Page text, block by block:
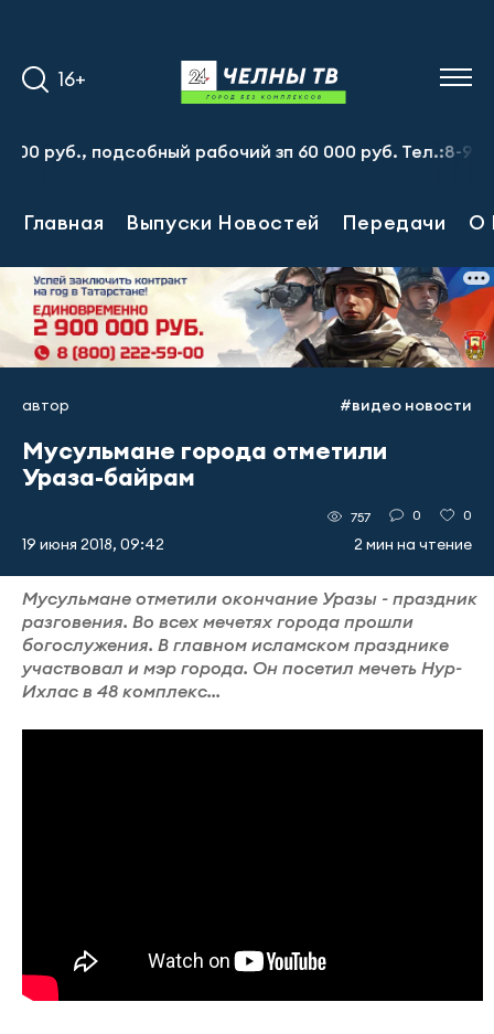
16+
подсобный рабочий зп 60 000 руб. Тел.:8-917-913-
Главная Выпуски Новостей Передачи О
автор #видео новости
Мусульмане города отметили
Ураза-байрам
19 июня 2018, 09:42
757 0 0
2 мин на чтение
Мусульмане отметили окончание Уразы - праздник
разговения. Во всех мечетях города прошли
богослужения. В главном исламском празднике
участвовал и мэр города. Он посетил мечеть Нур-
Ихлас в 48 комплекс...